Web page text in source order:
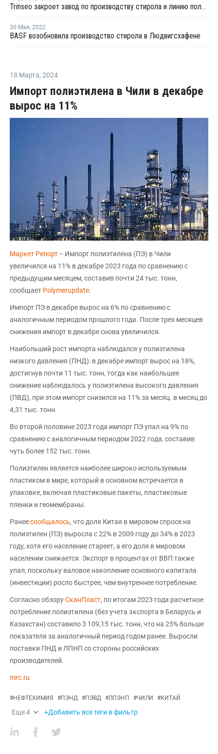
Trinseo закроет завод по производству стирола и линию поликарбоната в Германии
30 Мая, 2022
BASF возобновила производство стирола в Людвигсхафене
18 Марта, 2024
Импорт полиэтилена в Чили в декабре
вырос на 11%
Маркет Репорт-- Импорт полиэтилена (ПЭ) в Чили
увеличился на 11% в декабре 2023 года по сравнению с
предыдущим месяцем, составив почти 24 тыс. тонн,
сообщает Polymerupdate.
Импорт ПЭ в декабре вырос на 6% по сравнению с
аналогичным периодом прошлого года. После трех месяцев
снижения импорт в декабре снова увеличился.
Наибольший рост импорта наблюдался у полиэтилена
низкого давления (ПНД): в декабре импорт вырос на 18%,
достигнув почти 11 тыс. тонн, тогда как наибольшее
снижение наблюдалось у полиэтилена высокого давления
(ПВД), при этом импорт снизился на 11% за месяц. в месяц до
4,31 тыс. тонн.
Во второй половине 2023 года импорт ПЭ упал на 9% по
сравнению с аналогичным периодом 2022 года, составив
чуть более 152 тыс. тонн.
Полиэтилен является наиболее широко используемым
пластиком в мире, который в основном встречается в
упаковке, включая пластиковые пакеты, пластиковые
пленки и геомембраны.
Ранеесообщалось, что доля Китая в мировом спросе на
полиэтилен (ПЭ) выросла с 22% в 2009 году до 34% в 2023
году, хотя его население стареет, а его доля в мировом
населении снижается. Экспорт в процентах от ВВП также
упал, поскольку валовое накопление основного капитала
(инвестиции) росло быстрее, чем внутреннее потребление.
Согласно обзоруСканПласт, по итогам 2023 года расчетное
потребление полиэтилена (без учета экспорта в Беларусь и
Казахстан) составило 3 109,15 тыс. тонн, что на 25% больше
показателя за аналогичный период годом ранее. Выросли
поставки ПНД и ЛПНП со стороны российских
производителей.
mrc.ru
#НЕФТЕХИМИЯ #ПЭНД #ПЭВД #ЛПЭНП #ЧИЛИ #КИТАЙ
Еще4 +Добавить все теги в фильтр